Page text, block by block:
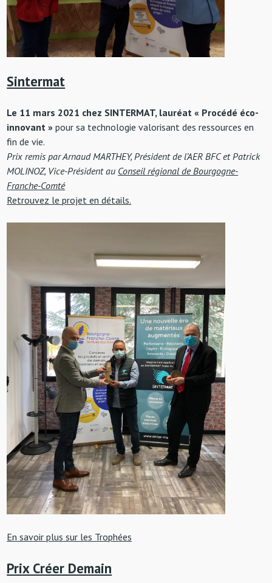
Sintermat
Le 11 mars 2021 chez SINTERMAT, lauréat « Procédé éco-
innovant »pour sa technologie valorisant des ressources en
fin de vie.
Prix remis par Arnaud MARTHEY, Président de l’AER BFC et Patrick
MOLINOZ, Vice-Président au Conseil régional de Bourgogne-
Franche-Comté
Retrouvez le projet en détails.
En savoir plus sur les Trophées
Prix Créer Demain